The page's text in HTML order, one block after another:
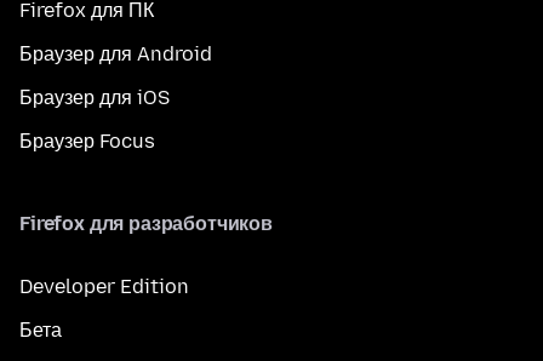
Firefox для ПК
Браузер для Android
Браузер для iOS
Браузер Focus
Firefox для разработчиков
Developer Edition
Бета